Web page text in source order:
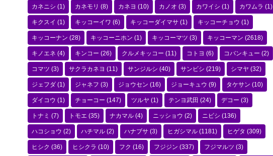
カネニシ (1) カネモリ (8) カネヨ (10) カノオ (3) カワイシ (1) カワムラ (1)
キクスイ (1) キッコーイワ (6) キッコーダイマサ (1) キッコーチョウ (1)
キッコーナン (28) キッコーニホン (1) キッコーマツ (3) キッコーマン (2618)
キノエネ (4) キンコー (26) クルメキッコー (11) コトヨ (6) コバンキュー (2)
コマツ (3) サクラカネヨ (11) サンジルシ (40) サンビシ (219) シマヤ (32)
ジェフダ (1) ジャネフ (3) ジョウセン (16) ジョーキュウ (9) タケサン (10)
ダイコウ (1) チョーコー (147) ツルヤ (1) テンヨ武田 (24) デコー (3)
トナミ (7) トモエ (35) ナカマル (4) ニッショウ (2) ニビシ (136)
ハコショウ (2) ハチマル (2) ハナブサ (3) ヒガシマル (1181) ヒゲタ (309)
ヒシク (36) ヒシクラ (10) フク (16) フジジン (337) フジマルツ (3)